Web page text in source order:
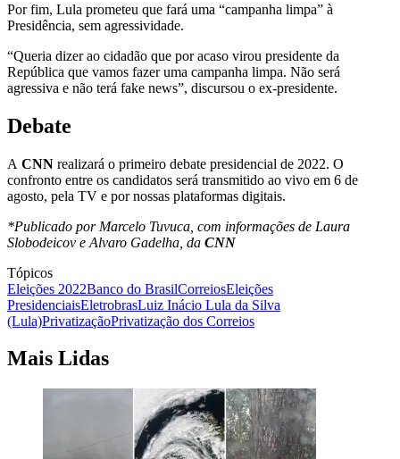
Por fim, Lula prometeu que fará uma “campanha limpa” à
Presidência, sem agressividade.
“Queria dizer ao cidadão que por acaso virou presidente da
República que vamos fazer uma campanha limpa. Não será
agressiva e não terá fake news”, discursou o ex-presidente.
Debate
A CNN realizará o primeiro debate presidencial de 2022. O
confronto entre os candidatos será transmitido ao vivo em 6 de
agosto, pela TV e por nossas plataformas digitais.
*Publicado por Marcelo Tuvuca, com informações de Laura
Slobodeicov e Alvaro Gadelha, da CNN
Tópicos
Eleições 2022Banco do BrasilCorreiosEleições
PresidenciaisEletrobrasLuiz Inácio Lula da Silva
(Lula)PrivatizaçãoPrivatização dos Correios
Mais Lidas